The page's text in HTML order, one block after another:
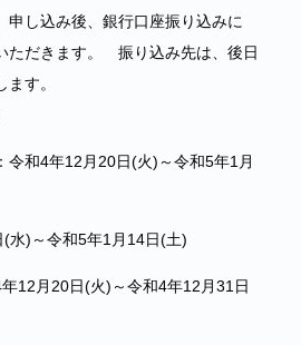
申し込み後、銀行口座振り込みに
ただきます。 振り込み先は、後日
す。
和4年12月20日(火)～令和5年1月
水)～令和5年1月14日(土)
12月20日(火)～令和4年12月31日